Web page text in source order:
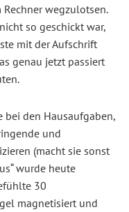
wegzulotsen.
so geschickt war,
mit der Aufschrift
genau jetzt passiert
den Hausaufgaben,
und
(macht sie sonst
wurde heute
30
magnetisiert und